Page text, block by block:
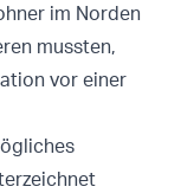
im Norden
mussten,
vor einer